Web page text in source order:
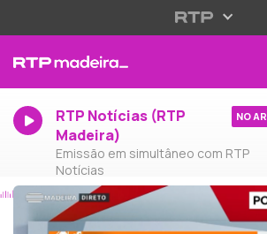
RTP Notícias (RTP
Madeira)
Emissão em simultâneo com RTP
Notícias
NO AR